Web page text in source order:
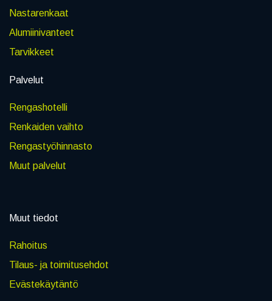
Nastarenkaat
Alumiinivanteet
Tarvikkeet
Palvelut
Rengashotelli
Renkaiden vaihto
Rengastyöhinnasto
Muut palvelut
Muut tiedot
Rahoitus
Tilaus- ja toimitusehdot
Evästekäytäntö